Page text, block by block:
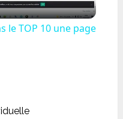
le TOP 10 une page